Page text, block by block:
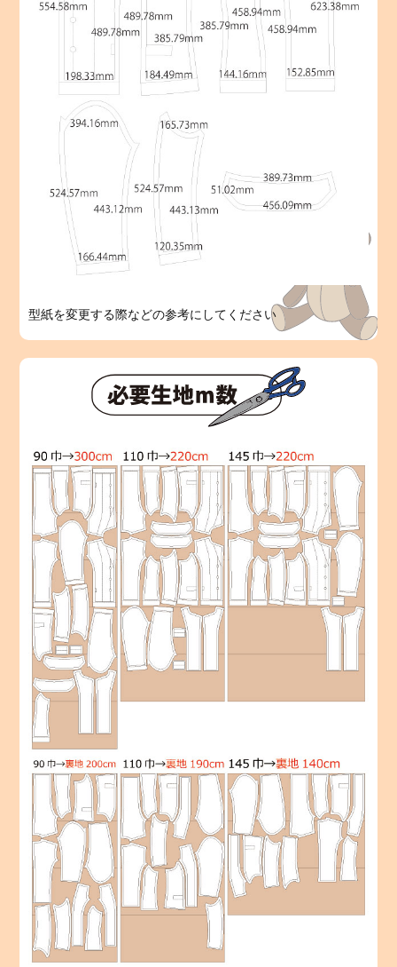
型紙を変更する際などの参考にしてください